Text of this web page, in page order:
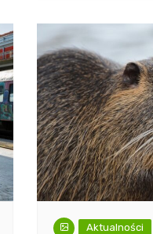
Aktualności